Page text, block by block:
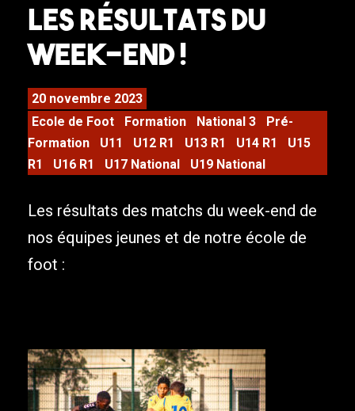
Les résultats du
week-end !
20 novembre 2023
Ecole de Foot
Formation National 3
Pré-
Formation
U11 U12 R1 U13 R1 U14 R1
U15
R1
U16 R1 U17 National U19 National
Les résultats des matchs du week-end de
nos équipes jeunes et de notre école de
foot :